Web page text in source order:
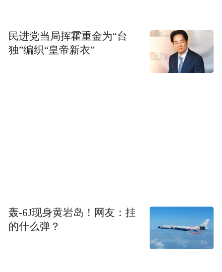
民进党当局挥霍重金为“台
独”编织“皇帝新衣”
轰-6J现身黄岩岛！网友：挂
的什么弹？